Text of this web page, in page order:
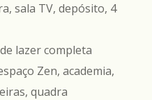
sala TV, depósito, 4
lazer completa
Zen, academia,
quadra